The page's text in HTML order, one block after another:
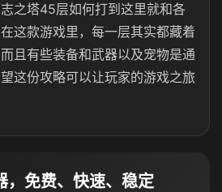
之塔45层如何打到这里就和各
这款游戏里，每一层其实都藏着
且有些装备和武器以及宠物是通
这份攻略可以让玩家的游戏之旅
，免费、快速、稳定